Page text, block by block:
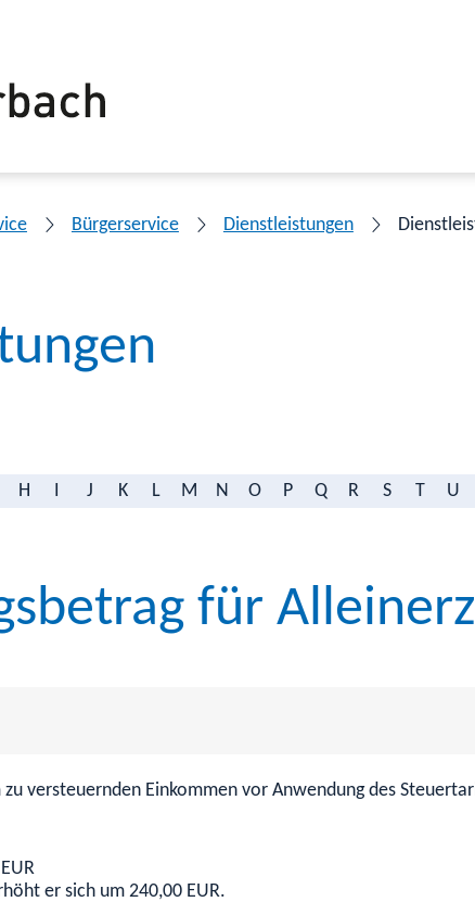
Bürgerservice Dienstleistungen
H J K L M N O P Q R S T U
für
zu versteuernden Einkommen vor Anwendung des
er sich um 240,00 EUR.